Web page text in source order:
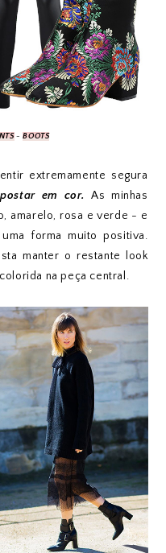
-BOOTS
extremamente segura
em cor. As minhas
amarelo, rosa e verde - e
forma muito positiva.
manter o restante look
na peça central.